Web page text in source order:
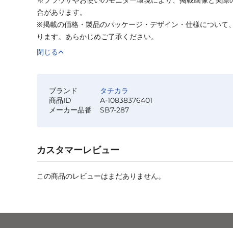
合があります。
※掲載の価格・製品のパッケージ・デザイン・仕様について
ります。あらかじめご了承ください。
閉じる
ブランド
タチカラ
商品ID
A-10838376401
メーカー品番
SB7-287
カスタマーレビュー
この商品のレビューはまだありません。